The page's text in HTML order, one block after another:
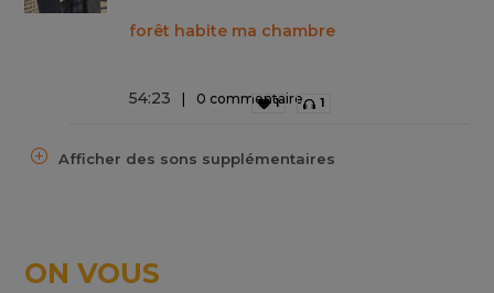
forêt habite ma chambre
54:23 0 commentaire
1 1
Afficher des sons supplémentaires
ON VOUS